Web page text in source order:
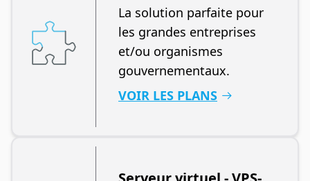
La solution parfaite pour
les grandes entreprises
et/ou organismes
gouvernementaux.
VOIR LES PLANS